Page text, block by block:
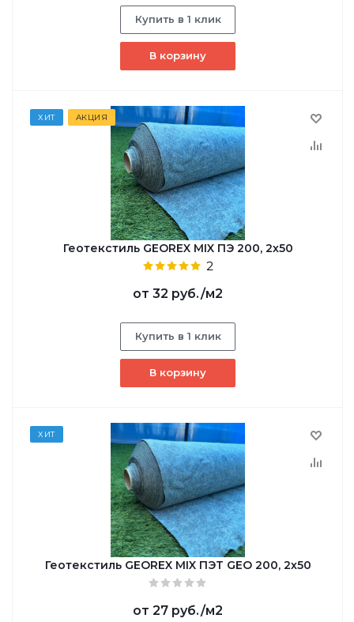
Купить в 1 клик
В корзину
ХИТ АКЦИЯ
Геотекстиль GEOREX MIX ПЭ 200, 2х50
2
от 32 руб./м2
Купить в 1 клик
В корзину
ХИТ
Геотекстиль GEОREX MIX ПЭТ GEO 200, 2х50
от 27 руб./м2